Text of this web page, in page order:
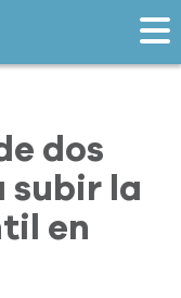
dos
subir la
en